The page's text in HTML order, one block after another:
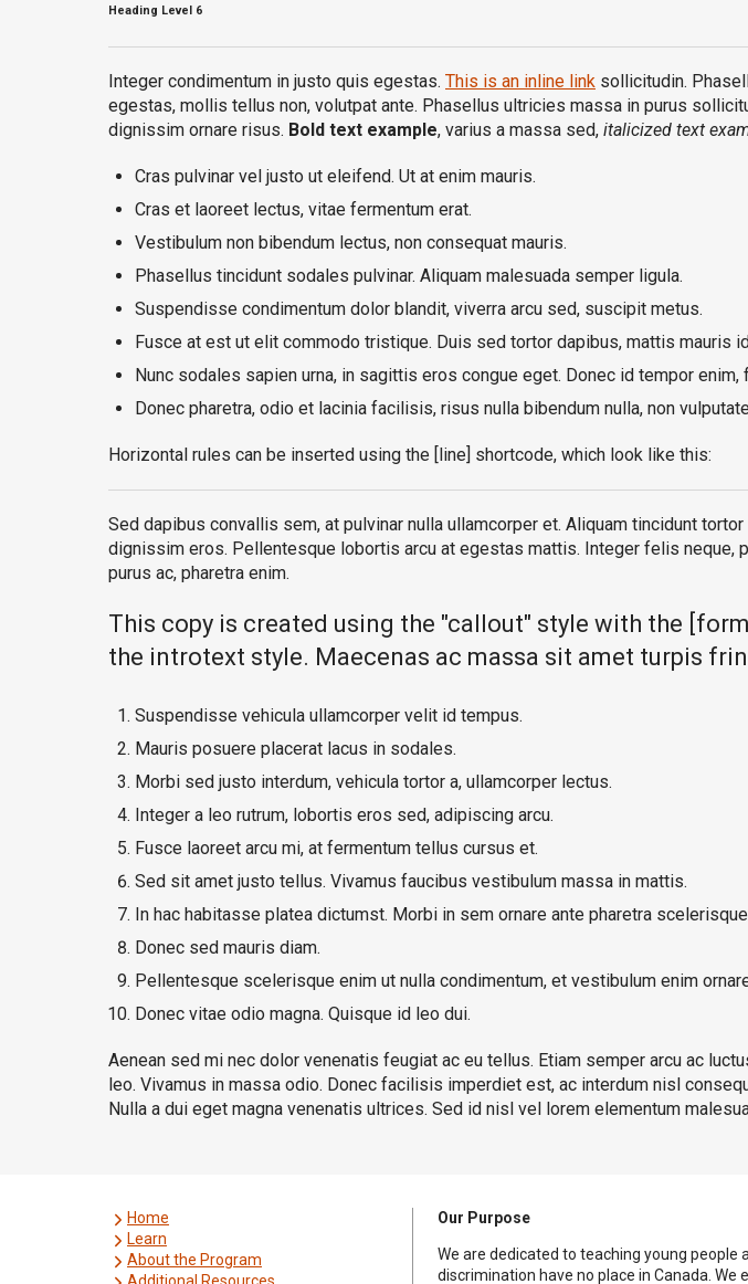
Heading Level 6
Integer condimentum in justo quis egestas. This is an inline link sollicitudin.
egestas, mollis tellus non, volutpat ante. Phasellus ultricies massa in purus
dignissim ornare risus. Bold text example, varius a massa sed, italicized text
Cras pulvinar vel justo ut eleifend. Ut at enim mauris.
Cras et laoreet lectus, vitae fermentum erat.
Vestibulum non bibendum lectus, non consequat mauris.
Phasellus tincidunt sodales pulvinar. Aliquam malesuada semper ligula.
Suspendisse condimentum dolor blandit, viverra arcu sed, suscipit metus.
Fusce at est ut elit commodo tristique. Duis sed tortor dapibus, mattis mauris
Nunc sodales sapien urna, in sagittis eros congue eget. Donec id tempor enim,
Donec pharetra, odio et lacinia facilisis, risus nulla bibendum nulla, non
Horizontal rules can be inserted using the [line] shortcode, which look like this:
Sed dapibus convallis sem, at pulvinar nulla ullamcorper et. Aliquam tincidunt
dignissim eros. Pellentesque lobortis arcu at egestas mattis. Integer felis neque,
purus ac, pharetra enim.
This copy is created using the "callout" style with the
the introtext style. Maecenas ac massa sit amet turpis
Suspendisse vehicula ullamcorper velit id tempus.
Mauris posuere placerat lacus in sodales.
Morbi sed justo interdum, vehicula tortor a, ullamcorper lectus.
Integer a leo rutrum, lobortis eros sed, adipiscing arcu.
Fusce laoreet arcu mi, at fermentum tellus cursus et.
Sed sit amet justo tellus. Vivamus faucibus vestibulum massa in mattis.
In hac habitasse platea dictumst. Morbi in sem ornare ante pharetra
Donec sed mauris diam.
Pellentesque scelerisque enim ut nulla condimentum, et vestibulum enim
Donec vitae odio magna. Quisque id leo dui.
Aenean sed mi nec dolor venenatis feugiat ac eu tellus. Etiam semper arcu ac
leo. Vivamus in massa odio. Donec facilisis imperdiet est, ac interdum nisl
Nulla a dui eget magna venenatis ultrices. Sed id nisl vel lorem elementum
Home
Learn
About the Program
Our Purpose
We are dedicated to teaching young people
discrimination have no place in Canada. We